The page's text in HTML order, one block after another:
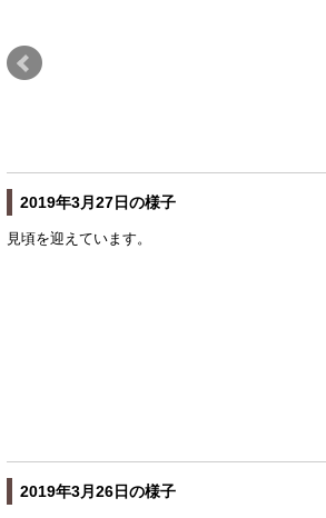
2019年3月27日の様子
見頃を迎えています。
2019年3月26日の様子